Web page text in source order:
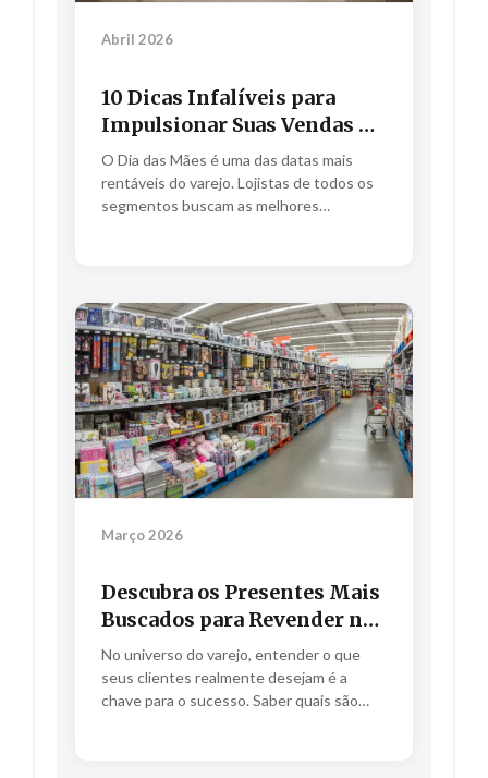
Abril 2026
10 Dicas Infalíveis para
Impulsionar Suas Vendas no
Dia das Mães
O Dia das Mães é uma das datas mais
rentáveis do varejo. Lojistas de todos os
segmentos buscam as melhores
Março 2026
Descubra os Presentes Mais
Buscados para Revender no
Atacado e Turbine Suas
Vendas!
No universo do varejo, entender o que
seus clientes realmente desejam é a
chave para o sucesso. Saber quais são